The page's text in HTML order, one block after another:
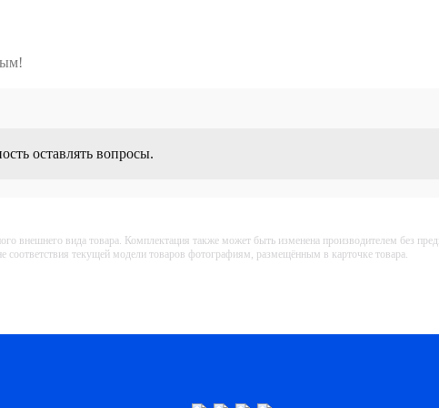
оставлять вопросы.
внешнего вида товара. Комплектация также может быть изменена производителем без
соответствия текущей модели товаров фотографиям, размещённым в карточке товара.